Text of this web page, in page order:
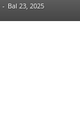
- Bal 23, 2025